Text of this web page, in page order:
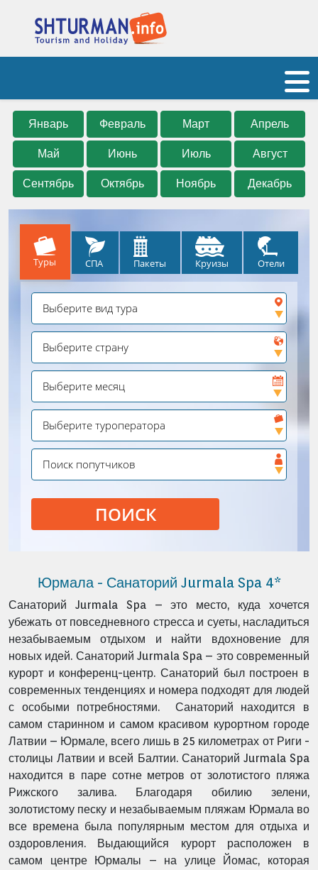
Январь Февраль Март Апрель
Май Июнь Июль Август
Сентябрь Октябрь Ноябрь Декабрь
Туры СПА Пакеты Круизы Отели
ПОИСК
Юрмала - Санаторий Jurmala Spa 4*
Санаторий Jurmala Spa – это место, куда хочется
убежать от повседневного стресса и суеты, насладиться
незабываемым отдыхом и найти вдохновение для
новых идей. Санаторий Jurmala Spa – это современный
курорт и конференц-центр. Санаторий был построен в
современных тенденциях и номера подходят для людей
с особыми потребностями. Санаторий находится в
самом старинном и самом красивом курортном городе
Латвии – Юрмале, всего лишь в 25 километрах от Риги -
столицы Латвии и всей Балтии. Санаторий Jurmala Spa
находится в паре сотне метров от золотистого пляжа
Рижского залива. Благодаря обилию зелени,
золотистому песку и незабываемым пляжам Юрмала во
все времена была популярным местом для отдыха и
оздоровления. Выдающийся курорт расположен в
самом центре Юрмалы – на улице Йомас, которая